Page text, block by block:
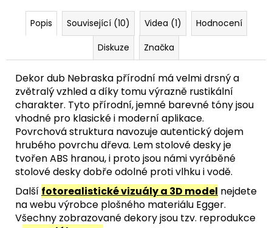
Popis Související (10) Videa (1)
Hodnocení
Diskuze
Značka
Dekor dub Nebraska přírodní má velmi drsný a
zvětralý vzhled a díky tomu výrazně rustikální
charakter. Tyto přírodní, jemné barevné tóny jsou
vhodné pro klasické i moderní aplikace.
Povrchová struktura navozuje autentický dojem
hrubého povrchu dřeva. Lem stolové desky je
tvořen ABS hranou, i proto jsou námi vyráběné
stolové desky dobře odolné proti vlhku i vodě.
Další fotorealistické vizuály a 3D model nejdete
na webu výrobce plošného materiálu Egger.
Všechny zobrazované dekory jsou tzv. reprodukce